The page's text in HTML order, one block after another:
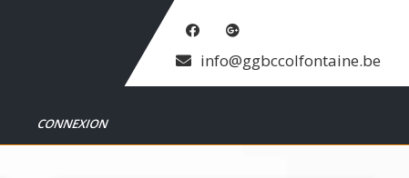
info@ggbccolfontaine.be
CONNEXION